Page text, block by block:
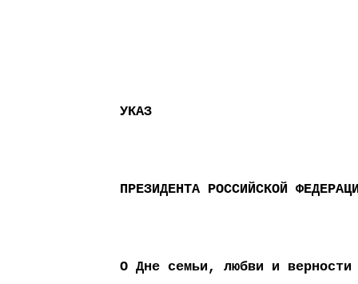
УКАЗ
ПРЕЗИДЕНТА РОССИЙСКОЙ
О Дне семьи, любви и верности